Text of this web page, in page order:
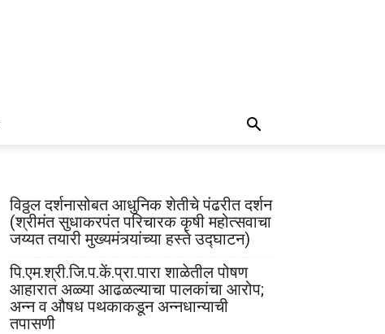
विठ्ठल दर्शनासोबत आधुनिक शेतीचे पंढरीत दर्शन
(श्रीमंत सुधाकरपंत परिचारक कृषी महोत्सवाचा
जय्यत तयारी मुख्यमंत्र्यांच्या हस्ते उद्घाटन)
पि.एम.श्री.जि.प.कें.प्रा.पारा शाळेतील पोषण
आहारात अळ्या आढळल्याचा पालकांचा आरोप;
अन्न व औषध पथकाकडून अन्नधान्याची
तपासणी